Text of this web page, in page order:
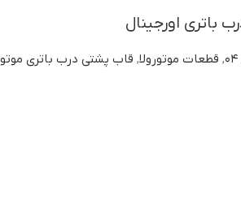
, قطعات موتورولا, قاب پشتی درب باتری